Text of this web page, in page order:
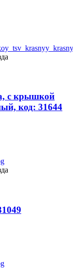
с крышкой
код: 31644